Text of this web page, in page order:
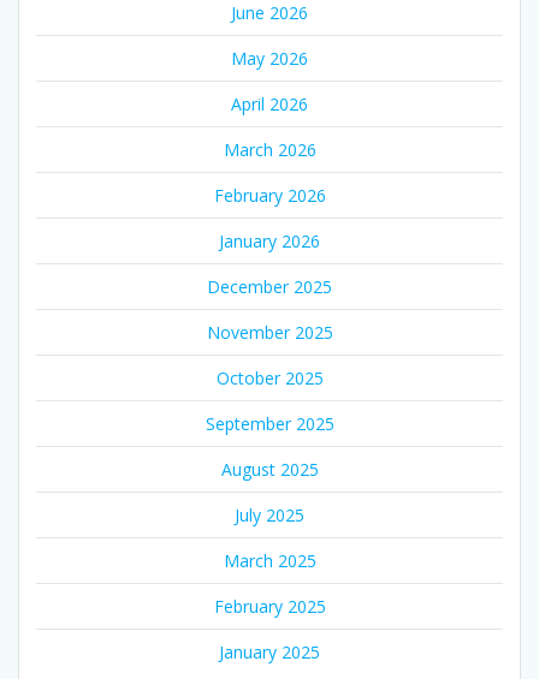
June 2026
May 2026
April 2026
March 2026
February 2026
January 2026
December 2025
November 2025
October 2025
September 2025
August 2025
July 2025
March 2025
February 2025
January 2025